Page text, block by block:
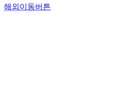
해외이동버튼